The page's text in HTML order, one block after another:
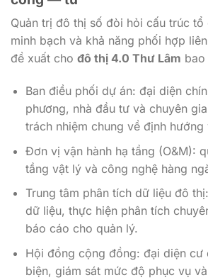
Quản trị đô thị số đòi hỏi cấu trúc tổ
minh bạch và khả năng phối hợp
đề xuất cho đô thị 4.0 Thư Lâm
Ban điều phối dự án: đại diện
phương, nhà đầu tư và chuyên
trách nhiệm chung về định hướng
Đơn vị vận hành hạ tầng (O&M):
tầng vật lý và công nghệ hàng
Trung tâm phân tích dữ liệu đô
dữ liệu, thực hiện phân tích
báo cáo cho quản lý.
Hội đồng cộng đồng: đại diện cư
biện, giám sát mức độ phục vụ